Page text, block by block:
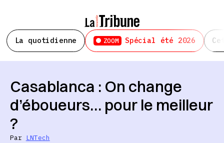
La quotidienne ZOOM Spécial été 2026
Casablanca : On change
d’éboueurs… pour le meilleur
?
Par LNTech